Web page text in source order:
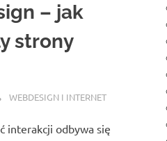
– jak
strony
WEBDESIGN I INTERNET
interakcji odbywa się